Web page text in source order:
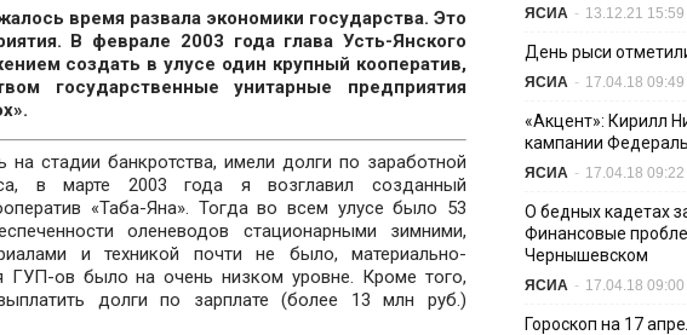
время развала экономики государства. Это
В феврале 2003 года глава Усть-Янского
создать в улусе один крупный кооператив,
государственные унитарные предприятия
стадии банкротства, имели долги по заработной
в марте 2003 года я возглавил созданный
«Таба-Яна». Тогда во всем улусе было 53
оленеводов стационарными зимними,
и техникой почти не было, материально-
ГУП-ов было на очень низком уровне. Кроме того,
долги по зарплате (более 13 млн руб.)
ЯСИА - 13.12.21 15:59
День рыси
ЯСИА - 17.04.18 09:49
«Акцент»: Кирилл
кампании
ЯСИА - 17.04.18 09:22
О бедных кадетах
Финансовые
Чернышевском
ЯСИА - 17.04.18 09:00
Гороскоп на 17